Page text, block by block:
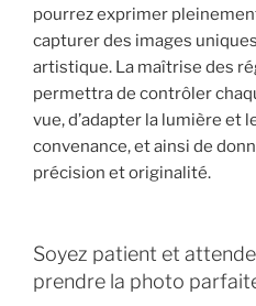
pourrez exprimer
capturer des images
artistique. La maîtrise des
permettra de contrôler
vue, d’adapter la lumière et
convenance, et ainsi de
précision et originalité.
Soyez patient et
prendre la photo